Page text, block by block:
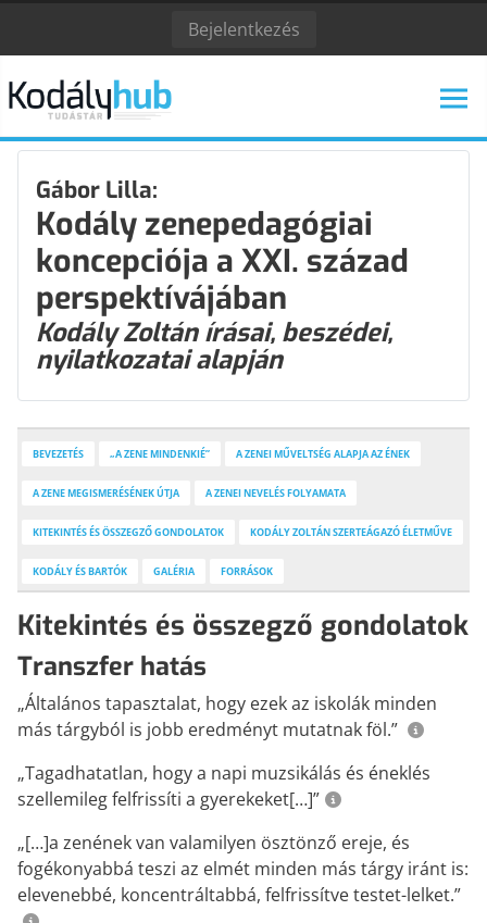
Bejelentkezés
KODÁLY INTÉZET
TANÁROKNAK
KODÁLY ZENEPEDAGÓGIAI
PERSPEKTÍVÁJÁBAN
nyilatkozatai alapján
Gábor Lilla:
Kodály zenepedagógiai
koncepciója a XXI. század
perspektívájában
Kodály Zoltán írásai, beszédei,
nyilatkozatai alapján
BEVEZETÉS „A ZENE MINDENKIÉ” A ZENEI MŰVELTSÉG ALAPJA AZ ÉNEK
A ZENE MEGISMERÉSÉNEK ÚTJA A ZENEI NEVELÉS FOLYAMATA
KITEKINTÉS ÉS ÖSSZEGZŐ GONDOLATOK KODÁLY ZOLTÁN SZERTEÁGAZÓ ÉLETMŰVE
KODÁLY ÉS BARTÓK GALÉRIA FORRÁSOK
Kitekintés és összegző gondolatok
Transzfer hatás
„Általános tapasztalat, hogy ezek az iskolák minden
más tárgyból is jobb eredményt mutatnak föl.”
„Tagadhatatlan, hogy a napi muzsikálás és éneklés
szellemileg felfrissíti a gyerekeket[…]”
„[…]a zenének van valamilyen ösztönző ereje, és
fogékonyabbá teszi az elmét minden más tárgy iránt is:
elevenebbé, koncentráltabbá, felfrissítve testet-lelket.”